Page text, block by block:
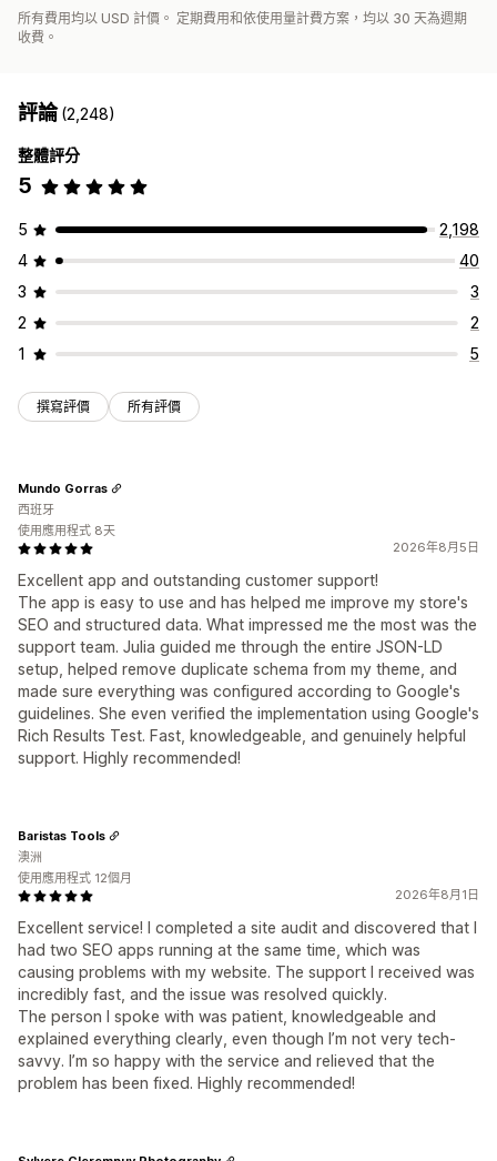
所有費用均以 USD 計價。 定期費用和依使用量計費方案，均以 30 天為週期
收費。
評論(2,248)
整體評分
5
5
2,198
4
40
3
3
2
2
1
5
撰寫評價 所有評價
2026年8月5日
Excellent app and outstanding customer support!
The app is easy to use and has helped me improve my store's
SEO and structured data. What impressed me the most was the
support team. Julia guided me through the entire JSON-LD
setup, helped remove duplicate schema from my theme, and
made sure everything was configured according to Google's
guidelines. She even verified the implementation using Google's
Rich Results Test. Fast, knowledgeable, and genuinely helpful
support. Highly recommended!
Mundo Gorras
西班牙
使用應用程式 8天
2026年8月1日
Excellent service! I completed a site audit and discovered that I
had two SEO apps running at the same time, which was
causing problems with my website. The support I received was
incredibly fast, and the issue was resolved quickly.
The person I spoke with was patient, knowledgeable and
explained everything clearly, even though I’m not very tech-
savvy. I’m so happy with the service and relieved that the
problem has been fixed. Highly recommended!
Baristas Tools
澳洲
使用應用程式 12個月